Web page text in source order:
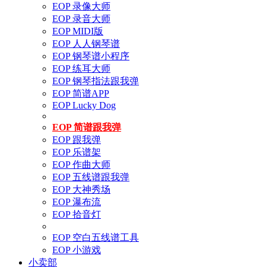
EOP 录像大师
EOP 录音大师
EOP MIDI版
EOP 人人钢琴谱
EOP 钢琴谱小程序
EOP 练耳大师
EOP 钢琴指法跟我弹
EOP 简谱APP
EOP Lucky Dog
EOP 简谱跟我弹
EOP 跟我弹
EOP 乐谱架
EOP 作曲大师
EOP 五线谱跟我弹
EOP 大神秀场
EOP 瀑布流
EOP 拾音灯
EOP 空白五线谱工具
EOP 小游戏
小卖部